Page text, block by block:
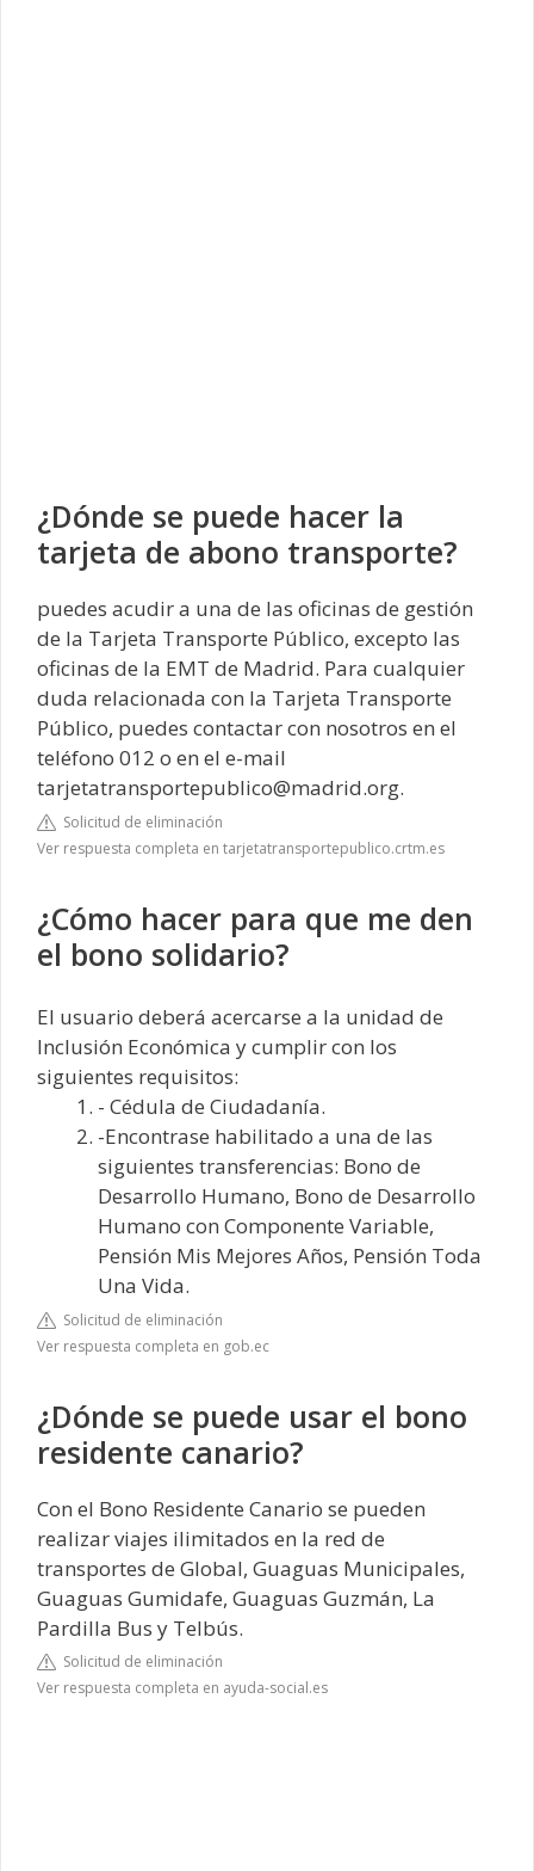
¿Dónde se puede hacer la
tarjeta de abono transporte?
puedes acudir a una de las oficinas de gestión
de la Tarjeta Transporte Público, excepto las
oficinas de la EMT de Madrid. Para cualquier
duda relacionada con la Tarjeta Transporte
Público, puedes contactar con nosotros en el
teléfono 012 o en el e-mail
tarjetatransportepublico@madrid.org.
Solicitud de eliminación
Ver respuesta completa en tarjetatransportepublico.crtm.es
¿Cómo hacer para que me den
el bono solidario?
El usuario deberá acercarse a la unidad de
Inclusión Económica y cumplir con los
siguientes requisitos:
- Cédula de Ciudadanía.
-Encontrase habilitado a una de las
siguientes transferencias: Bono de
Desarrollo Humano, Bono de Desarrollo
Humano con Componente Variable,
Pensión Mis Mejores Años, Pensión Toda
Una Vida.
Solicitud de eliminación
Ver respuesta completa en gob.ec
¿Dónde se puede usar el bono
residente canario?
Con el Bono Residente Canario se pueden
realizar viajes ilimitados en la red de
transportes de Global, Guaguas Municipales,
Guaguas Gumidafe, Guaguas Guzmán, La
Pardilla Bus y Telbús.
Solicitud de eliminación
Ver respuesta completa en ayuda-social.es